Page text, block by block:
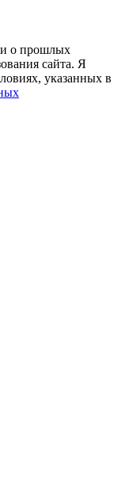
о прошлых
сайта. Я
указанных в